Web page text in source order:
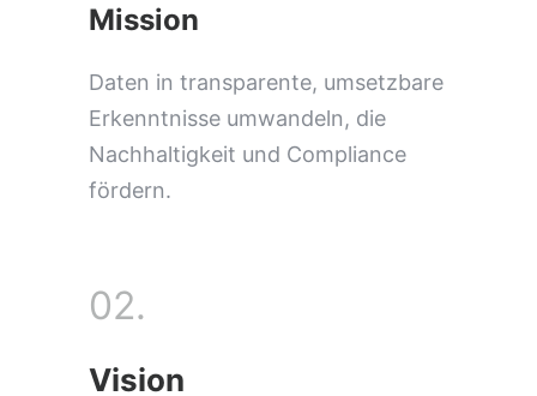
Mission
Daten in transparente, umsetzbare
Erkenntnisse umwandeln, die
Nachhaltigkeit und Compliance
fördern.
02.
Vision